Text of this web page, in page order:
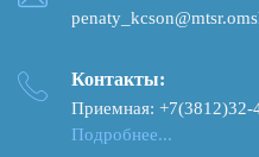
Контакты:
Приемная: +7(3812)32-
Подробнее...